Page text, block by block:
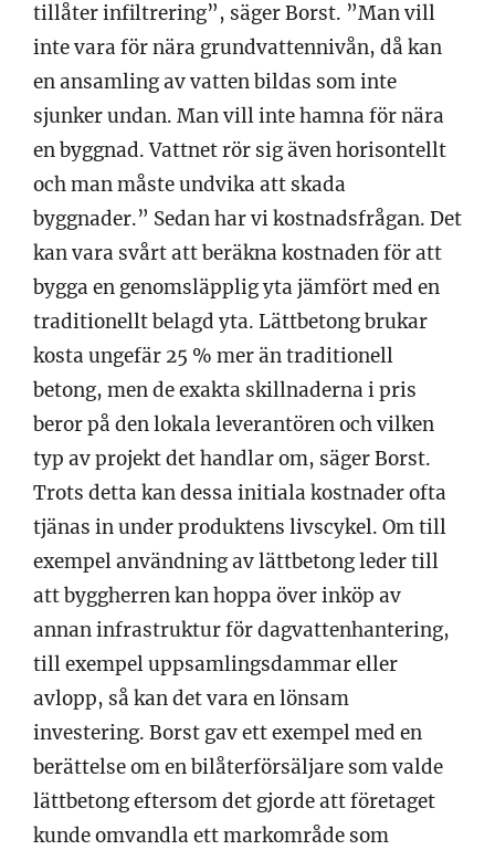
tillåter infiltrering”, säger Borst. ”Man vill
inte vara för nära grundvattennivån, då kan
en ansamling av vatten bildas som inte
sjunker undan. Man vill inte hamna för nära
en byggnad. Vattnet rör sig även horisontellt
och man måste undvika att skada
byggnader.” Sedan har vi kostnadsfrågan. Det
kan vara svårt att beräkna kostnaden för att
bygga en genomsläpplig yta jämfört med en
traditionellt belagd yta. Lättbetong brukar
kosta ungefär 25 % mer än traditionell
betong, men de exakta skillnaderna i pris
beror på den lokala leverantören och vilken
typ av projekt det handlar om, säger Borst.
Trots detta kan dessa initiala kostnader ofta
tjänas in under produktens livscykel. Om till
exempel användning av lättbetong leder till
att byggherren kan hoppa över inköp av
annan infrastruktur för dagvattenhantering,
till exempel uppsamlingsdammar eller
avlopp, så kan det vara en lönsam
investering. Borst gav ett exempel med en
berättelse om en bilåterförsäljare som valde
lättbetong eftersom det gjorde att företaget
kunde omvandla ett markområde som